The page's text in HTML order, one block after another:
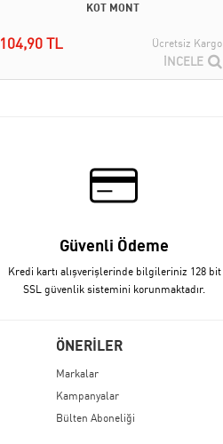
KOT MONT
104,90 TL Ücretsiz Kargo
İNCELE
Güvenli Ödeme
Kredi kartı alışverişlerinde bilgileriniz 128 bit
SSL güvenlik sistemini korunmaktadır.
ÖNERİLER
Markalar
Kampanyalar
Bülten Aboneliği